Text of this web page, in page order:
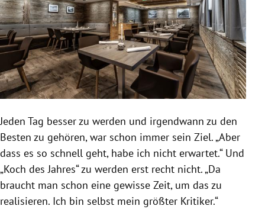
Jeden Tag besser zu werden und irgendwann zu den
Besten zu gehören, war schon immer sein Ziel. „Aber
dass es so schnell geht, habe ich nicht erwartet.“ Und
„Koch des Jahres“ zu werden erst recht nicht. „Da
braucht man schon eine gewisse Zeit, um das zu
realisieren. Ich bin selbst mein größter Kritiker.“